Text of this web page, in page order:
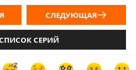
СПИСОК СЕРИЙ
СЛЕДУЮЩАЯ